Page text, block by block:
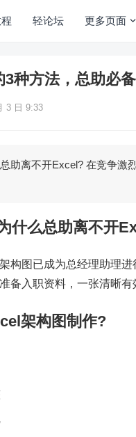
轻论坛 更多页面
种方法，总助必备
3 日 9:33
助离不开Excel? 在竞争激
什么总助离不开
构图已成为总经理助理
备入职资料，一张清晰有
架构图制作?